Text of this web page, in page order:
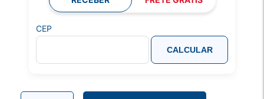
CEP
CALCULAR